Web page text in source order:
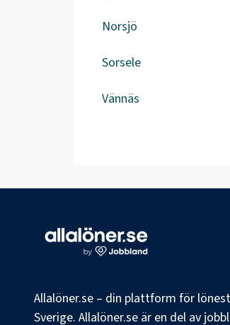
Norsjö
Sorsele
Vännäs
Allalöner.se – din plattform för
Sverige. Allalöner.se är en del av